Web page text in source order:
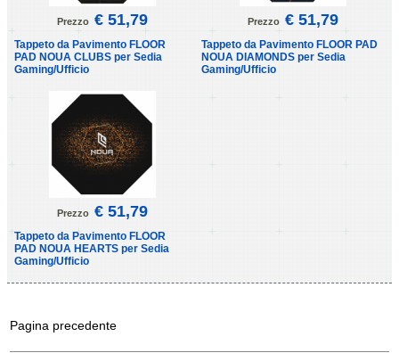
Prezzo € 51,79
Tappeto da Pavimento FLOOR
PAD NOUA CLUBS per Sedia
Gaming/Ufficio
Prezzo € 51,79
Tappeto da Pavimento FLOOR PAD
NOUA DIAMONDS per Sedia
Gaming/Ufficio
Prezzo € 51,79
Tappeto da Pavimento FLOOR
PAD NOUA HEARTS per Sedia
Gaming/Ufficio
Pagina precedente